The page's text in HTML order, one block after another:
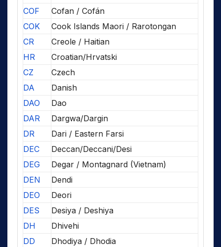
COF
Cofan / Cofán
COK
Cook Islands Maori / Rarotongan
CR
Creole / Haitian
HR
Croatian/Hrvatski
CZ
Czech
DA
Danish
DAO
Dao
DAR
Dargwa/Dargin
DR
Dari / Eastern Farsi
DEC
Deccan/Deccani/Desi
DEG
Degar / Montagnard (Vietnam)
DEN
Dendi
DEO
Deori
DES
Desiya / Deshiya
DH
Dhivehi
DD
Dhodiya / Dhodia